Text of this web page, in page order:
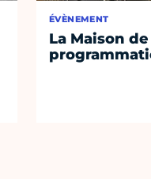
ÉVÈNEMENT
La Maison